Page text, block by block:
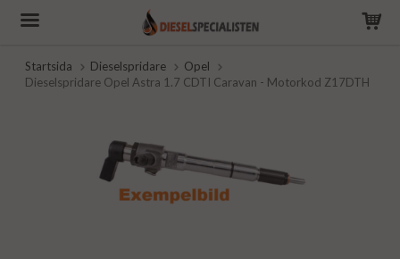
Startsida Dieselspridare
Opel
Dieselspridare Opel Astra 1.7 CDTI Caravan - Motorkod Z17DTH